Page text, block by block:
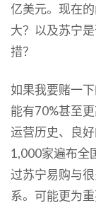
亿美元。现在
大？以及苏宁
措？
如果我要赌一
能有70%甚至
运营历史、良
1,000家遍布全
过苏宁易购与
系。可能更为